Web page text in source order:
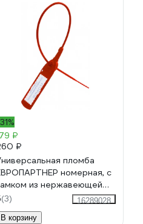
₽
₽
пломба
номерная, с
из нержавеющей
220 мм, 10 штук 3
8
(3)
16289028
В корзину